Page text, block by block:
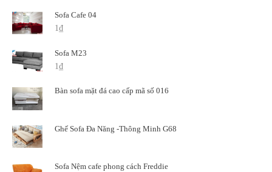
Sofa Cafe 04
1₫
Sofa M23
1₫
Bàn sofa mặt đá cao cấp mã số 016
Ghế Sofa Đa Năng -Thông Minh G68
Sofa Nệm cafe phong cách Freddie